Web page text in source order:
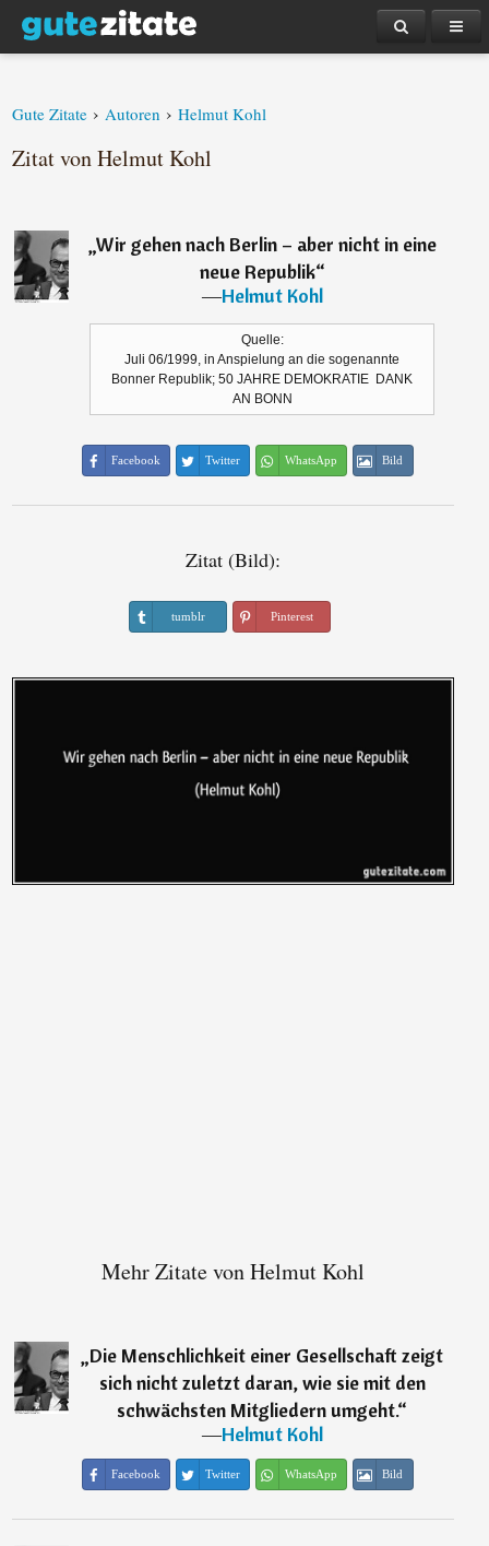
Gute Zitate › Autoren › Helmut Kohl
Zitat von Helmut Kohl
„Wir gehen nach Berlin – aber nicht in eine
neue Republik“
―Helmut Kohl
Quelle:
Juli 06/1999, in Anspielung an die sogenannte
Bonner Republik; 50 JAHRE DEMOKRATIE ­ DANK
AN BONN
Facebook Twitter WhatsApp Bild
Zitat (Bild):
tumblr Pinterest
Mehr Zitate von Helmut Kohl
„Die Menschlichkeit einer Gesellschaft zeigt
sich nicht zuletzt daran, wie sie mit den
schwächsten Mitgliedern umgeht.“
―Helmut Kohl
Facebook Twitter WhatsApp Bild